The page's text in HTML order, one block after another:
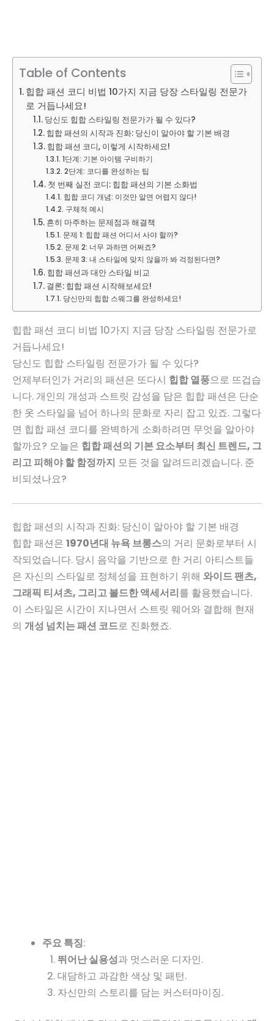
Table of Contents
힙합 패션 코디 비법 10가지 지금 당장 스타일링 전문가
로 거듭나세요!
당신도 힙합 스타일링 전문가가 될 수 있다?
힙합 패션의 시작과 진화: 당신이 알아야 할 기본 배경
힙합 패션 코디, 이렇게 시작하세요!
1단계: 기본 아이템 구비하기
2단계: 코디를 완성하는 팁
첫 번째 실전 코디: 힙합 패션의 기본 소화법
힙합 코디 개념: 이것만 알면 어렵지 않다!
구체적 예시
흔히 마주하는 문제점과 해결책
문제 1: 힙합 패션 어디서 사야 할까?
문제 2: 너무 과하면 어쩌죠?
문제 3: 내 스타일에 맞지 않을까 봐 걱정된다면?
힙합 패션과 대안 스타일 비교
결론: 힙합 패션 시작해보세요!
당신만의 힙합 스웨그를 완성하세요!
힙합 패션 코디 비법 10가지 지금 당장 스타일링 전문가로
거듭나세요!
당신도 힙합 스타일링 전문가가 될 수 있다?
언제부터인가 거리의 패션은 또다시 힙합 열풍으로 뜨겁습
니다. 개인의 개성과 스트릿 감성을 담은 힙합 패션은 단순
한 옷 스타일을 넘어 하나의 문화로 자리 잡고 있죠. 그렇다
면 힙합 패션 코디를 완벽하게 소화하려면 무엇을 알아야
할까요? 오늘은 힙합 패션의 기본 요소부터 최신 트렌드, 그
리고 피해야 할 함정까지 모든 것을 알려드리겠습니다. 준
비되셨나요?
힙합 패션의 시작과 진화: 당신이 알아야 할 기본 배경
힙합 패션은 1970년대 뉴욕 브롱스의 거리 문화로부터 시
작되었습니다. 당시 음악을 기반으로 한 거리 아티스트들
은 자신의 스타일로 정체성을 표현하기 위해 와이드 팬츠,
그래픽 티셔츠, 그리고 볼드한 액세서리를 활용했습니다.
이 스타일은 시간이 지나면서 스트릿 웨어와 결합해 현재
의 개성 넘치는 패션 코드로 진화했죠.
주요 특징:
뛰어난 실용성과 멋스러운 디자인.
대담하고 과감한 색상 및 패턴.
자신만의 스토리를 담는 커스터마이징.